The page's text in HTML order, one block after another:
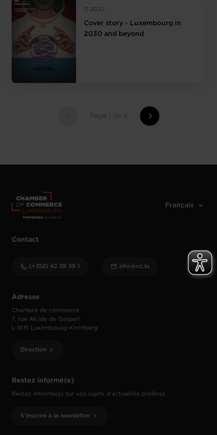
11.2022
Cover story - Luxembourg in
2030 and beyond
Page 1 de 4
Restez informé(e)
Restez informé(e) sur vos sujets d’actualités préférés.
S'inscrire à la newsletter
Adresse
Chambre de commerce
7, rue Alcide de Gasperi
L-1615 Luxembourg-Kirchberg
Direction
Contact
(+352) 42 39 39 1 info@cc.lu